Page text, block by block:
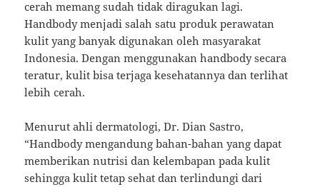
cerah memang sudah tidak diragukan lagi.
Handbody menjadi salah satu produk perawatan
kulit yang banyak digunakan oleh masyarakat
Indonesia. Dengan menggunakan handbody secara
teratur, kulit bisa terjaga kesehatannya dan terlihat
lebih cerah.
Menurut ahli dermatologi, Dr. Dian Sastro,
“Handbody mengandung bahan-bahan yang dapat
memberikan nutrisi dan kelembapan pada kulit
sehingga kulit tetap sehat dan terlindungi dari